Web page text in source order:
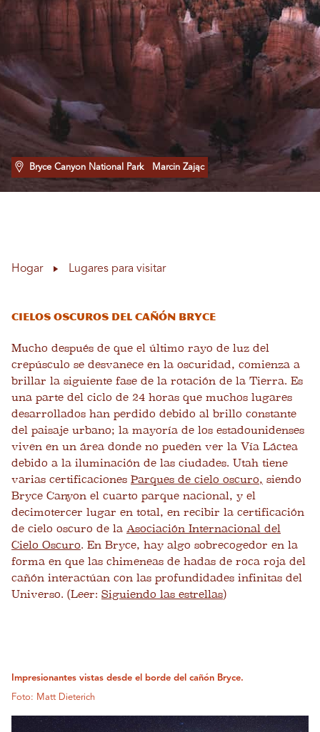
Bryce Canyon National Park Marcin Zając
Hogar Lugares para visitar
Cielos oscuros del cañón Bryce
Mucho después de que el último rayo de luz del
crepúsculo se desvanece en la oscuridad, comienza a
brillar la siguiente fase de la rotación de la Tierra. Es
una parte del ciclo de 24 horas que muchos lugares
desarrollados han perdido debido al brillo constante
del paisaje urbano; la mayoría de los estadounidenses
viven en un área donde no pueden ver la Vía Láctea
debido a la iluminación de las ciudades. Utah tiene
varias certificaciones Parques de cielo oscuro, siendo
Bryce Canyon el cuarto parque nacional, y el
decimotercer lugar en total, en recibir la certificación
de cielo oscuro de la Asociación Internacional del
Cielo Oscuro. En Bryce, hay algo sobrecogedor en la
forma en que las chimeneas de hadas de roca roja del
cañón interactúan con las profundidades infinitas del
Universo. (Leer: Siguiendo las estrellas)
Impresionantes vistas desde el borde del cañón Bryce.
Foto: Matt Dieterich